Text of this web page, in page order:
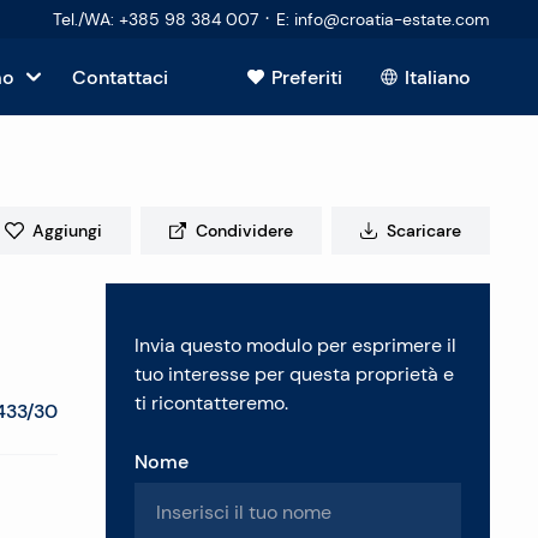
Tel./WA: +385 98 384 007 · E: info@croatia-estate.com
Contattaci Preferiti Italiano
Mostra tutto
30
Aggiungi Condividere Scaricare
Invia questo modulo per esprimere il
tuo interesse per questa proprietà e
ti ricontatteremo.
Nome